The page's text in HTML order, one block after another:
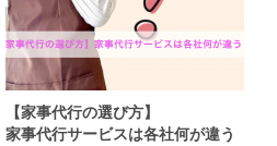
【家事代行の選び方】
家事代行サービスは各社何が違う